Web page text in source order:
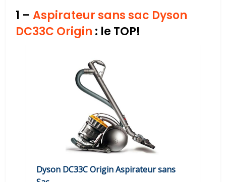
1 –Aspirateur sans sac Dyson
DC33C Origin : le TOP!
Dyson DC33C Origin Aspirateur sans